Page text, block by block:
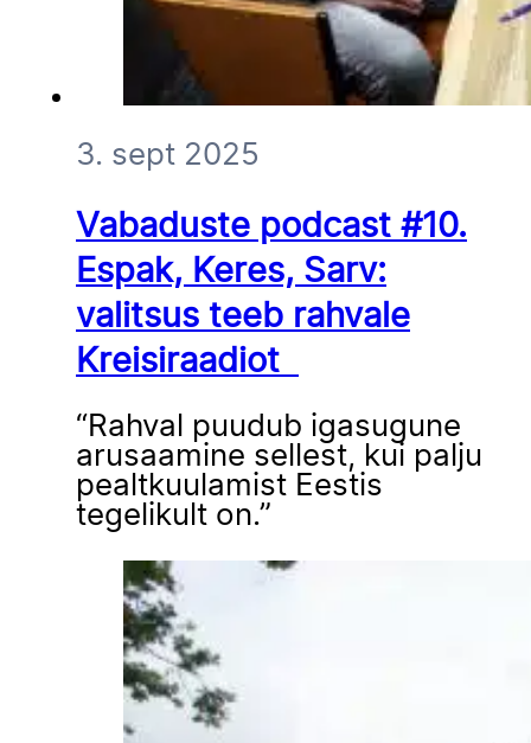
3. sept 2025
Vabaduste podcast #10.
Espak, Keres, Sarv:
valitsus teeb rahvale
Kreisiraadiot
“Rahval puudub igasugune
arusaamine sellest, kui palju
pealtkuulamist Eestis
tegelikult on.”